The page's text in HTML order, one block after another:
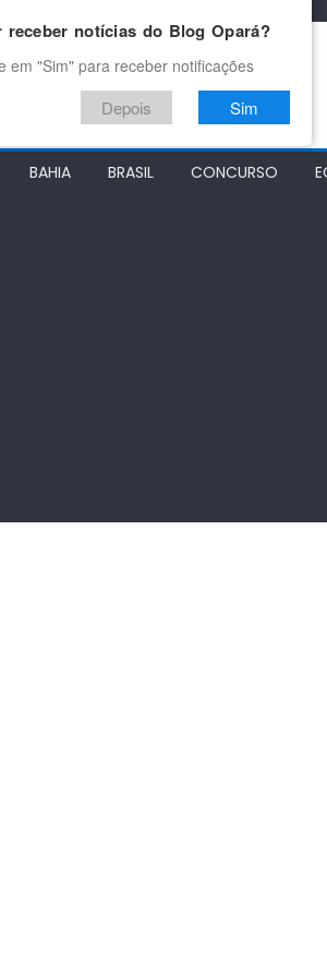
BAHIA BRASIL CONCURSO
receber notícias do Blog Opará?
em "Sim" para receber notificações
Depois Sim